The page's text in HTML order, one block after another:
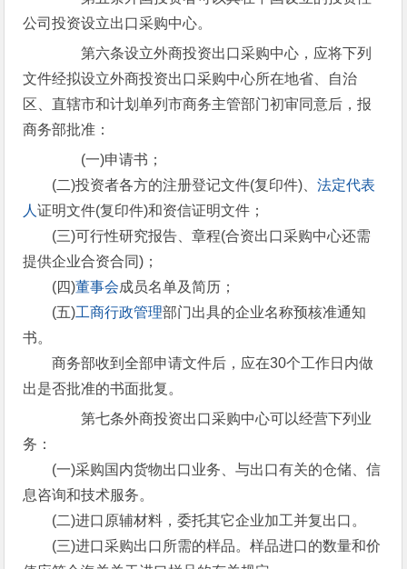
公司投资设立出口采购中心。
第六条设立外商投资出口采购中心，应将下列
文件经拟设立外商投资出口采购中心所在地省、自治
区、直辖市和计划单列市商务主管部门初审同意后，报
商务部批准：
(一)申请书；
(二)投资者各方的注册登记文件(复印件)、法定代表
人证明文件(复印件)和资信证明文件；
(三)可行性研究报告、章程(合资出口采购中心还需
提供企业合资合同)；
(四)董事会成员名单及简历；
(五)工商行政管理部门出具的企业名称预核准通知
书。
商务部收到全部申请文件后，应在30个工作日内做
出是否批准的书面批复。
第七条外商投资出口采购中心可以经营下列业
务：
(一)采购国内货物出口业务、与出口有关的仓储、信
息咨询和技术服务。
(二)进口原辅材料，委托其它企业加工并复出口。
(三)进口采购出口所需的样品。样品进口的数量和价